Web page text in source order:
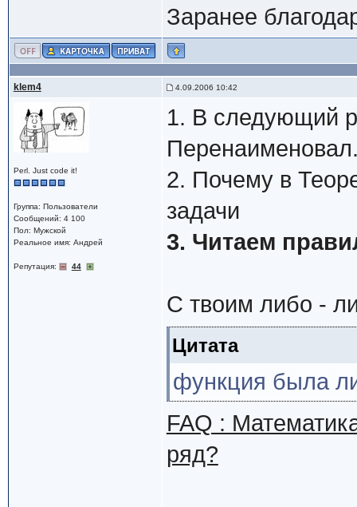
Заранее
klem4 4.09.2006 10:42
Perl. Just code it!
Группа: Пользователи
Сообщений: 4 100
Пол: Мужской
Реальное имя: Андрей
Репутация: 44
1. В следующий
2. Почему в
задачи
3. Читаем
С твоим либо -
Цитата
функция была
FAQ :
ряд?